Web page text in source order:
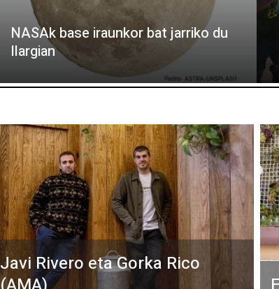
NASAk base iraunkor bat jarriko du
Ilargian
Javi Rivero eta Gorka Rico